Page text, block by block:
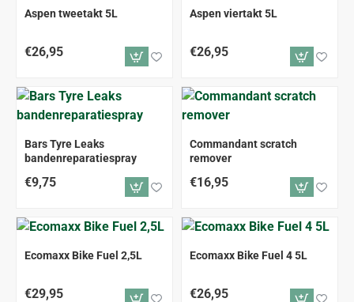
ALLEEN AFHALEN
Aspen tweetakt 5L
€26,95 ALLEEN AFHALEN
Aspen viertakt 5L
€26,95
Bars Tyre Leaks
bandenreparatiespray
€9,75
Commandant scratch
remover
€16,95
ALLEEN AFHALEN
Ecomaxx Bike Fuel 2,5L
€29,95 ALLEEN AFHALEN
Ecomaxx Bike Fuel 4 5L
€26,95